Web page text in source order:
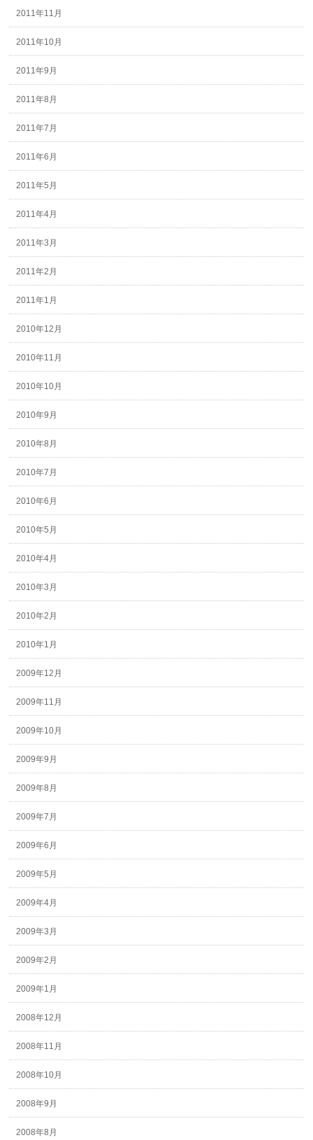
2011年11月
2011年10月
2011年9月
2011年8月
2011年7月
2011年6月
2011年5月
2011年4月
2011年3月
2011年2月
2011年1月
2010年12月
2010年11月
2010年10月
2010年9月
2010年8月
2010年7月
2010年6月
2010年5月
2010年4月
2010年3月
2010年2月
2010年1月
2009年12月
2009年11月
2009年10月
2009年9月
2009年8月
2009年7月
2009年6月
2009年5月
2009年4月
2009年3月
2009年2月
2009年1月
2008年12月
2008年11月
2008年10月
2008年9月
2008年8月